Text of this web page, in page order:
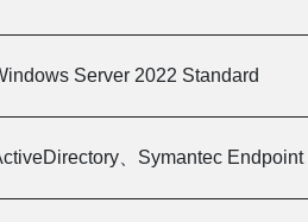
Server 2022 Standard
、Symantec